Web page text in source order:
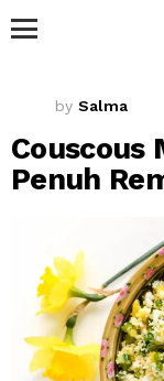
by Salma
Couscous
Penuh